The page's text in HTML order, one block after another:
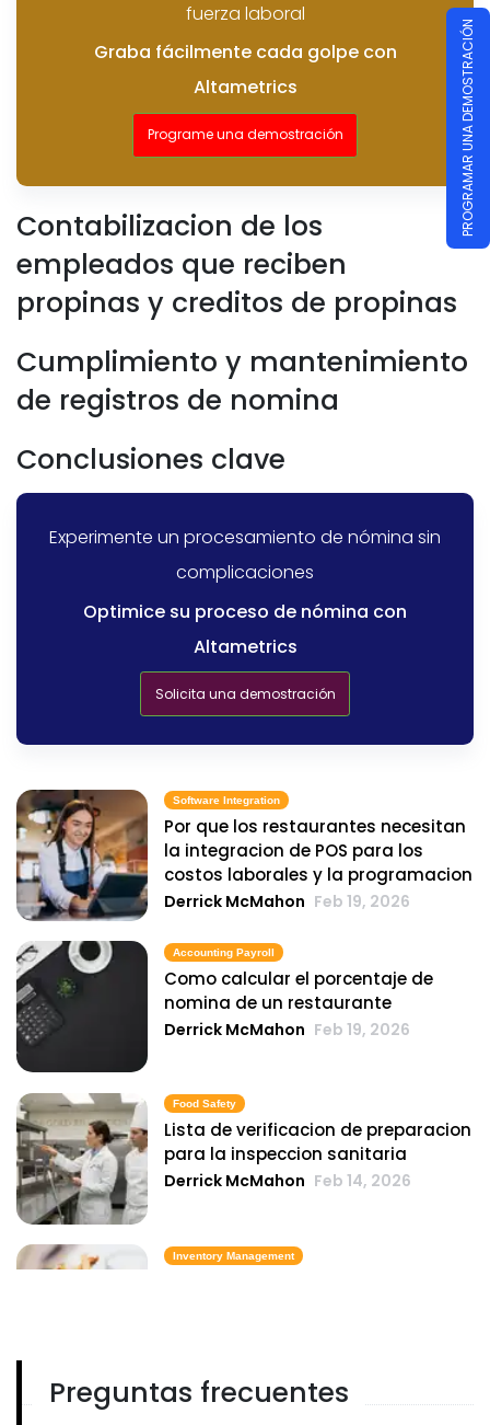
fuerza laboral
Graba fácilmente cada golpe con
Altametrics
Programe una demostración
Contabilizacion de los
empleados que reciben
propinas y creditos de propinas
Cumplimiento y mantenimiento
de registros de nomina
Conclusiones clave
Experimente un procesamiento de nómina sin
complicaciones
Optimice su proceso de nómina con
Altametrics
Solicita una demostración
Software Integration
Por que los restaurantes necesitan
la integracion de POS para los
costos laborales y la programacion
Derrick McMahon Feb 19, 2026
Accounting Payroll
Como calcular el porcentaje de
nomina de un restaurante
Derrick McMahon Feb 19, 2026
Food Safety
Lista de verificacion de preparacion
para la inspeccion sanitaria
Derrick McMahon Feb 14, 2026
Inventory Management
Preguntas frecuentes
PROGRAMAR UNA DEMOSTRACIÓN